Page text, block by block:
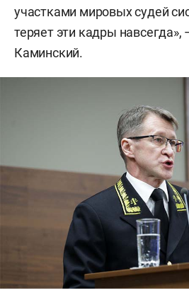
участками мировых судей
теряет эти кадры навсегда»,
Каминский.